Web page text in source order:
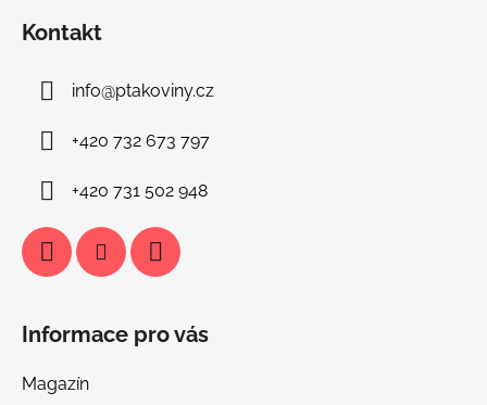
Kontakt
info@ptakoviny.cz
+420 732 673 797
+420 731 502 948
Informace pro vás
Magazín